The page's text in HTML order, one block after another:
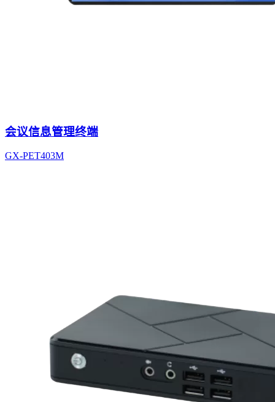
会议信息管理终端
GX-PET403M